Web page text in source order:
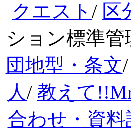
クエスト / 区
ション標準管
団地型・条文/
人/ 教えて
合わせ・資料